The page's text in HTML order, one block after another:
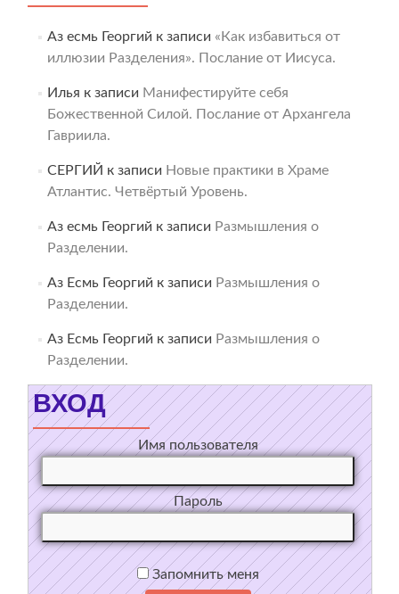
Аз есмь Георгий к записи «Как избавиться от
иллюзии Разделения». Послание от Иисуса.
Илья к записи Манифестируйте себя
Божественной Силой. Послание от Архангела
Гавриила.
СЕРГИЙ к записи Новые практики в Храме
Атлантис. Четвёртый Уровень.
Аз есмь Георгий к записи Размышления о
Разделении.
Аз Есмь Георгий к записи Размышления о
Разделении.
Аз Есмь Георгий к записи Размышления о
Разделении.
ВХОД
Имя пользователя
Пароль
Запомнить меня